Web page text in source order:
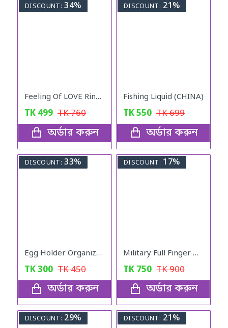
DISCOUNT: 34%
Feeling Of LOVE Ring for women
TK 499 TK760
অর্ডার করুন
DISCOUNT: 21%
Fishing Liquid (CHINA)
TK550 TK699
অর্ডার করুন
DISCOUNT: 33%
Egg Holder Organizer for Refrigerator
TK300 TK450
অর্ডার করুন
DISCOUNT: 17%
Military Full Finger Hand Gloves Olive
TK 750 TK900
অর্ডার করুন
DISCOUNT: 29% DISCOUNT: 21%